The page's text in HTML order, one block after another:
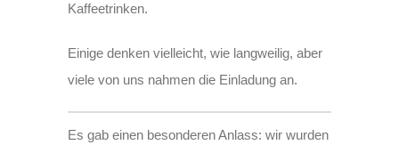
Kaffeetrinken.
Einige denken vielleicht, wie langweilig, aber
viele von uns nahmen die Einladung an.
Es gab einen besonderen Anlass: wir wurden